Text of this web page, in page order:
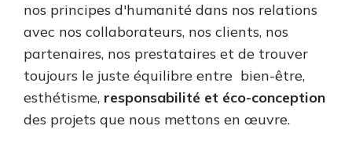
nos principes d'humanité dans nos relations
avec nos collaborateurs, nos clients, nos
partenaires, nos prestataires et de trouver
toujours le juste équilibre entre bien-être,
esthétisme, responsabilité et éco-conception
des projets que nous mettons en œuvre.